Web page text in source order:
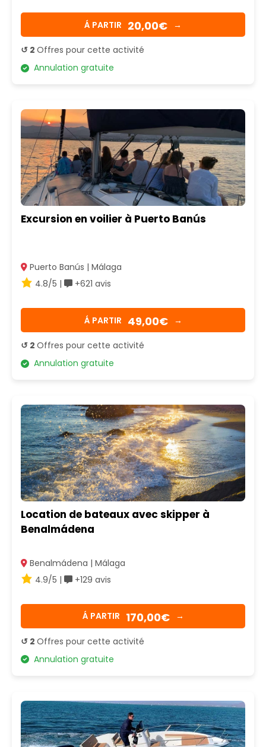
Á PARTIR 20,00€ →
↺ 2 Offres pour cette activité
Annulation gratuite
Excursion en voilier à Puerto Banús
Puerto Banús | Málaga
4.8/5 |
+621 avis
Á PARTIR 49,00€ →
↺ 2 Offres pour cette activité
Annulation gratuite
Location de bateaux avec skipper à
Benalmádena
Benalmádena | Málaga
4.9/5 |
+129 avis
Á PARTIR 170,00€ →
↺ 2 Offres pour cette activité
Annulation gratuite